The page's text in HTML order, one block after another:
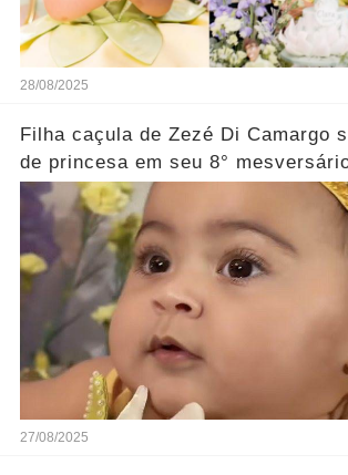
28/08/2025
Filha caçula de Zezé Di Camargo
de princesa em seu 8°
27/08/2025